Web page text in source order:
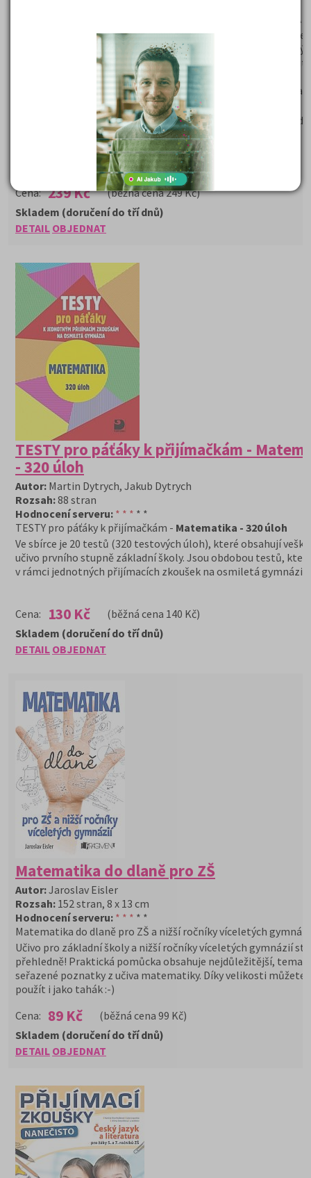
MATEMATIKA
4. vydání V úvodu učebnice najdete stručný popis koncepce
Dále informace o podobě didaktických testů v rámci
zkoušek z matematiky z minulých let a jak je dobře zvládnout.
druhé části je sbírka testových úloh, ve kterých si zopakujete
matematiku. Třetí část obsahuje 5 cvičných testů. Jsou
"nanečisto" jako u přijímacích zkoušek.
V závěru učebnice jsou samozřejmě uvedeny správné odpovědi
Cena: 239 Kč (běžná cena 249 Kč)
DETAIL OBJEDNAT
Skladem (doručení do tří dnů)
TESTY pro páťáky k přijímačkám -
- 320 úloh
Autor: Martin Dytrych, Jakub Dytrych
Rozsah:88 stran
Hodnocení serveru: * * * * *
TESTY pro páťáky k přijímačkám - Matematika - 320 úloh
Ve sbírce je 20 testů (320 testových úloh), které obsahují
učivo prvního stupně základní školy. Jsou obdobou testů,
v rámci jednotných přijímacích zkoušek na osmiletá gymnázia.
Cena: 130 Kč (běžná cena 140 Kč)
DETAIL OBJEDNAT
Skladem (doručení do tří dnů)
Matematika do dlaně pro ZŠ
Autor:Jaroslav Eisler
Rozsah: 152 stran, 8 x 13 cm
Hodnocení serveru: * * * * *
Matematika do dlaně pro ZŠ a nižší ročníky víceletých
Učivo pro základní školy a nižší ročníky víceletých gymnázií
přehledně! Praktická pomůcka obsahuje nejdůležitější,
seřazené poznatky z učiva matematiky. Díky velikosti můžete
použít i jako tahák :-)
Cena: 89 Kč (běžná cena 99 Kč)
DETAIL OBJEDNAT
Skladem (doručení do tří dnů)